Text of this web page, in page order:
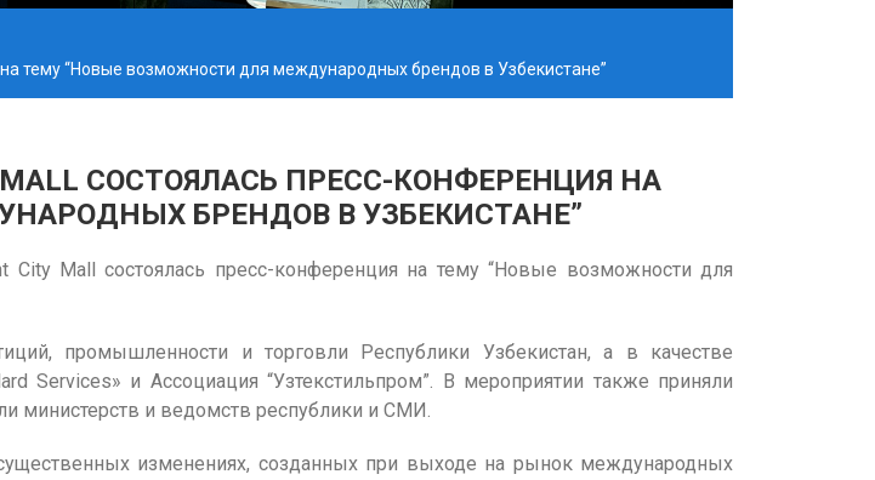
тему “Новые возможности для международных брендов в Узбекистане”
СОСТОЯЛАСЬ ПРЕСС-КОНФЕРЕНЦИЯ НА
БРЕНДОВ В УЗБЕКИСТАНЕ”
Mall состоялась пресс-конференция на тему “Новые возможности для
промышленности и торговли Республики Узбекистан, а в качестве
Services» и Ассоциация “Узтекстильпром”. В мероприятии также приняли
министерств и ведомств республики и СМИ.
изменениях, созданных при выходе на рынок международных